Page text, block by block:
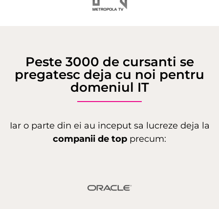
Peste 3000 de cursanti se
pregatesc deja cu noi pentru
domeniul IT
Iar o parte din ei au inceput sa lucreze deja la
companii de top precum: